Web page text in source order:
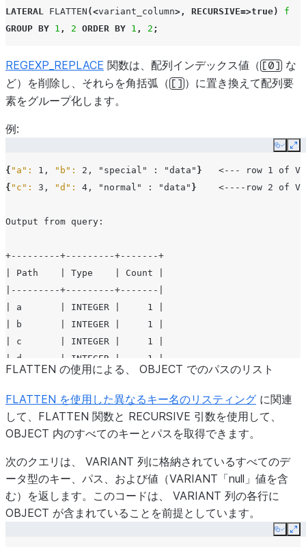
LATERAL FLATTEN (<variant_column>, RECURSIVE=>true)
f
GROUP BY 1 , 2 ORDER BY 1 , 2 ;
REGEXP_REPLACE 関数は、配列インデックス値（[0] な
ど）を削除し、それらを角括弧（[]）に置き換えて配列要
素をグループ化します。
例:
Copy
{ "a": 1, "b": 2, "special" : "data" }
{ "c": 3, "d": 4, "normal" : "data" }
<----row 2 of
Output from query:
+---------+---------+-------+
| Path    | Type    | Count |
|---------+---------+-------|
| a       | INTEGER |     1 |
| b       | INTEGER |     1 |
| c       | INTEGER |     1 |
| d       | INTEGER |     1 |
| normal  | VARCHAR |     1 |
| special | VARCHAR |     1 |
FLATTEN の使用による、 OBJECT でのパスのリスト
FLATTEN を使用した異なるキー名のリスティング に関連
して、FLATTEN 関数と RECURSIVE 引数を使用して、
OBJECT 内のすべてのキーとパスを取得できます。
次のクエリは、 VARIANT 列に格納されているすべてのデ
ータ型のキー、パス、および値（VARIANT「null」値を含
む）を返します。このコードは、 VARIANT 列の各行に
OBJECT が含まれていることを前提としています。
Copy